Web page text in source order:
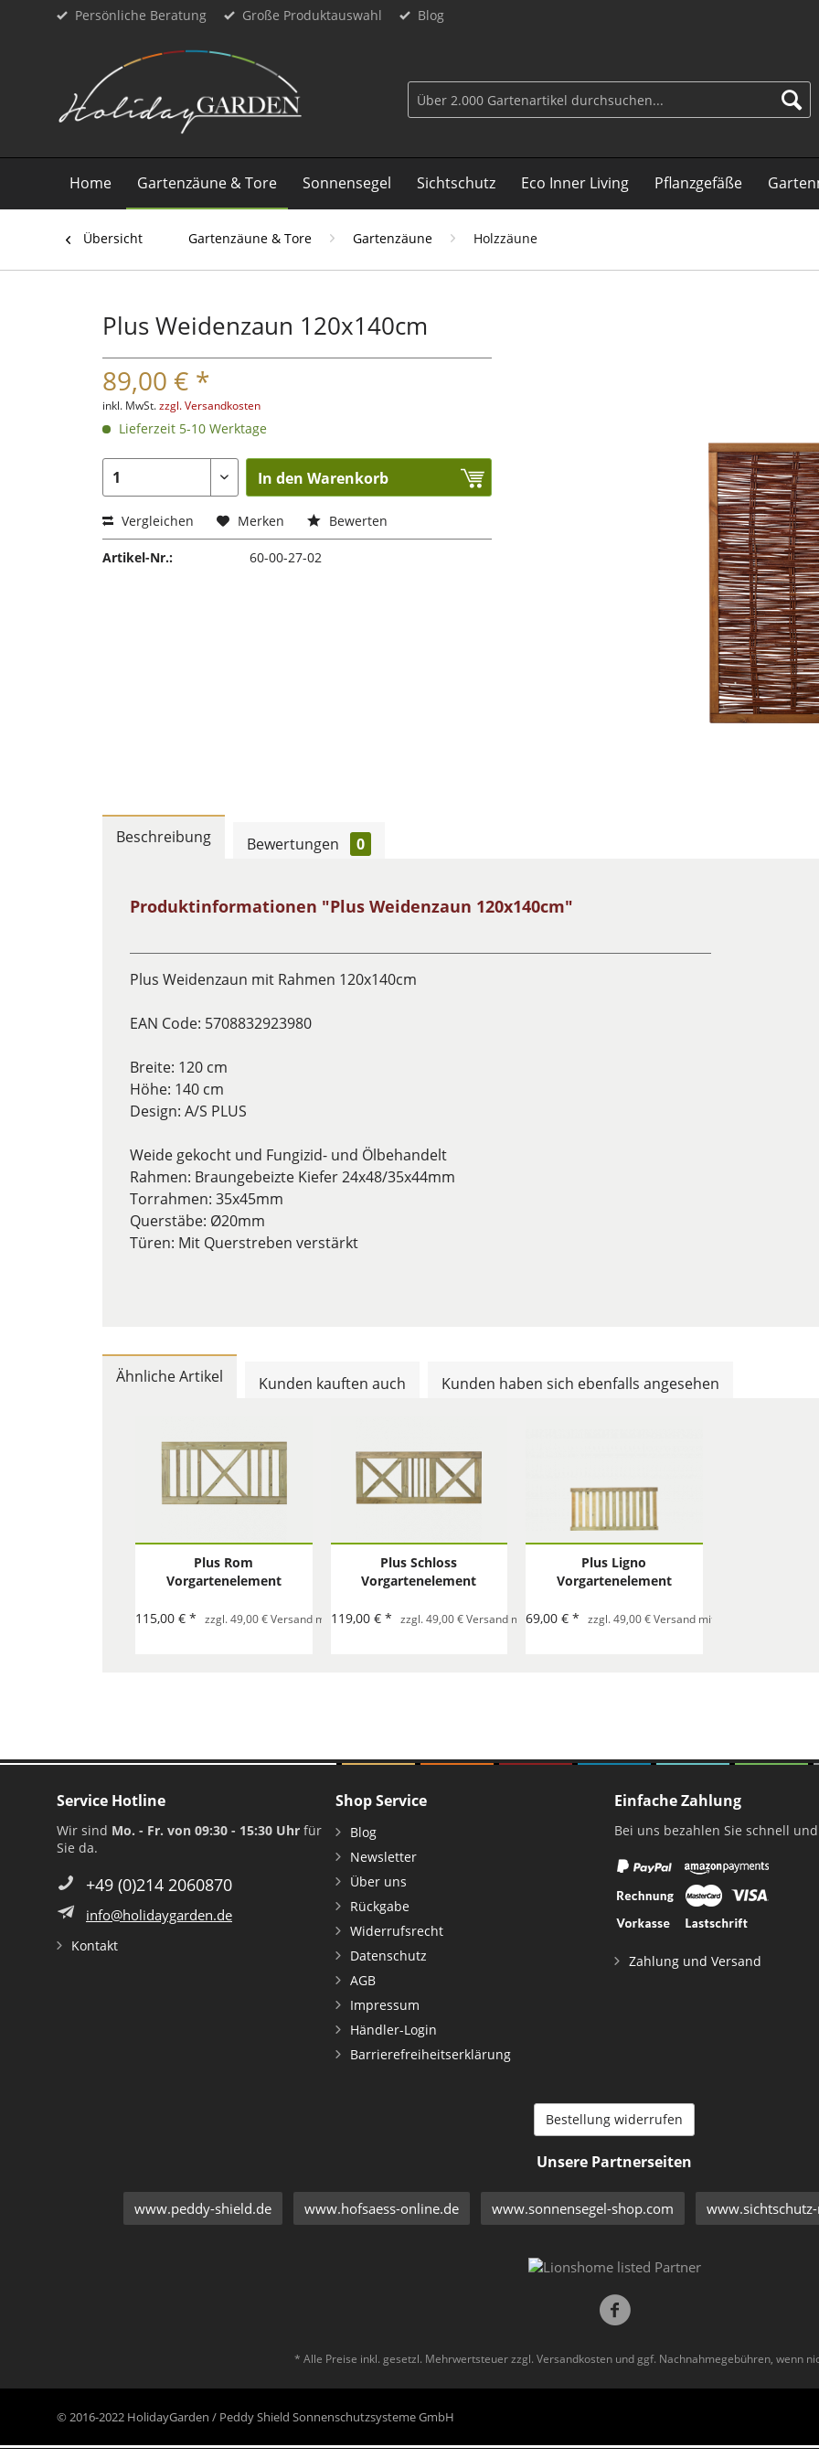
Persönliche Beratung Große Produktauswahl Blog
Home Gartenzäune & Tore Sonnensegel Sichtschutz Eco Inner Living Pflanzgefäße
Übersicht Gartenzäune & Tore Gartenzäune Holzzäune
Plus Weidenzaun 120x140cm
89,00 € *
inkl. MwSt.zzgl. Versandkosten
Lieferzeit 5-10 Werktage
In den Warenkorb
Vergleichen Merken Bewerten
Artikel-Nr.: 60-00-27-02
Beschreibung Bewertungen 0
Produktinformationen "Plus Weidenzaun 120x140cm"
Plus Weidenzaun mit Rahmen 120x140cm
EAN Code: 5708832923980
Breite: 120 cm
Höhe: 140 cm
Design: A/S PLUS
Weide gekocht und Fungizid- und Ölbehandelt
Rahmen: Braungebeizte Kiefer 24x48/35x44mm
Torrahmen: 35x45mm
Querstäbe: Ø20mm
Türen: Mit Querstreben verstärkt
Ähnliche Artikel Kunden kauften auch Kunden haben sich ebenfalls angesehen
Plus Rom
Vorgartenelement
115,00 € * zzgl. 49,00 € Versand mit Spedition pro Bestellung
Plus Schloss
Vorgartenelement
119,00 € * zzgl. 49,00 € Versand mit Spedition pro Bestellung
Plus Ligno
Vorgartenelement
69,00 € * zzgl. 49,00 € Versand mit Spedition pro
Service Hotline
Wir sind Mo. - Fr. von 09:30 - 15:30 Uhr für
Sie da.
+49 (0)214 2060870
info@holidaygarden.de
Kontakt
Shop Service
Blog
Newsletter
Über uns
Rückgabe
Widerrufsrecht
Datenschutz
AGB
Impressum
Händler-Login
Barrierefreiheitserklärung
Einfache Zahlung
Bei uns bezahlen Sie schnell
Zahlung und Versand
Bestellung widerrufen
Unsere Partnerseiten
www.peddy-shield.de www.hofsaess-online.de www.sonnensegel-shop.com
* Alle Preise inkl. gesetzl. Mehrwertsteuer zzgl. Versandkostenund ggf. Nachnahmegebühren, wenn
© 2016-2022 HolidayGarden / Peddy Shield Sonnenschutzsysteme GmbH